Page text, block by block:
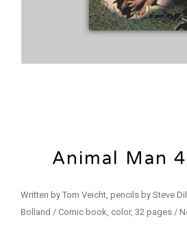
Animal Man
Written by Tom Veicht, pencils by Steve
Bolland / Comic book, color, 32 pages /